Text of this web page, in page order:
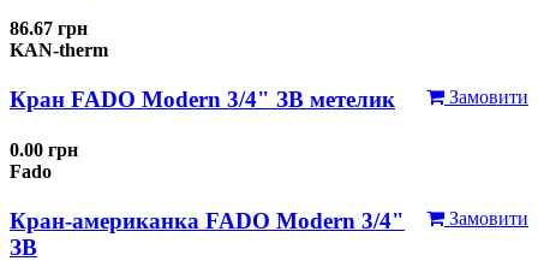
86.67 грн
KAN-therm
Замовити
Кран FADO Modern 3/4" ЗВ метелик
0.00 грн
Fado
Замовити
Кран-американка FADO Modern 3/4"
ЗВ